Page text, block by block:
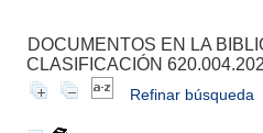
DOCUMENTOS EN LA
CLASIFICACIÓN
Refinar búsqueda